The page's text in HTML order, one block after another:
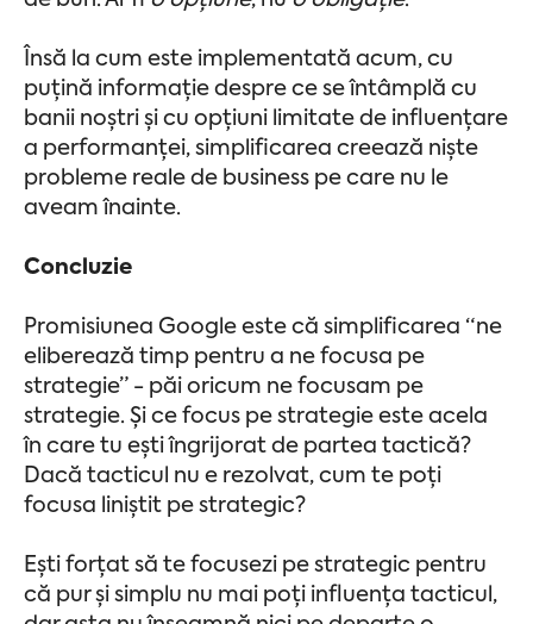
Însă la cum este implementată acum, cu
puțină informație despre ce se întâmplă cu
banii noștri și cu opțiuni limitate de influențare
a performanței, simplificarea creează niște
probleme reale de business pe care nu le
aveam înainte.
Concluzie
Promisiunea Google este că simplificarea “ne
eliberează timp pentru a ne focusa pe
strategie” - păi oricum ne focusam pe
strategie. Și ce focus pe strategie este acela
în care tu ești îngrijorat de partea tactică?
Dacă tacticul nu e rezolvat, cum te poți
focusa liniștit pe strategic?
Ești forțat să te focusezi pe strategic pentru
că pur și simplu nu mai poți influența tacticul,